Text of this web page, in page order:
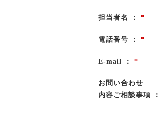
担当者名 ： *
電話番号 ： *
E-mail ： *
お問い合わせ
内容ご相談事項 ：